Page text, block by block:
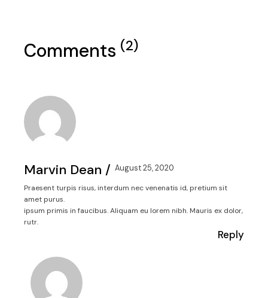
Comments (2)
Marvin Dean August 25, 2020
Praesent turpis risus, interdum nec venenatis id, pretium sit
amet purus.
ipsum primis in faucibus. Aliquam eu lorem nibh. Mauris ex dolor,
rutr.
Reply